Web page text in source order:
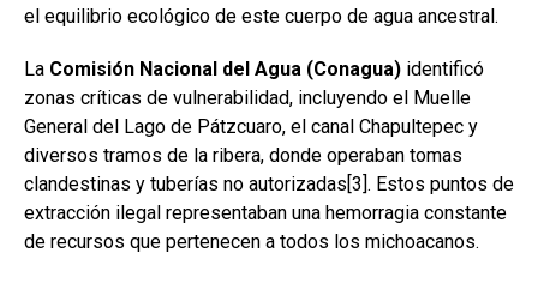
el equilibrio ecológico de este cuerpo de agua ancestral.
La Comisión Nacional del Agua (Conagua) identificó
zonas críticas de vulnerabilidad, incluyendo el Muelle
General del Lago de Pátzcuaro, el canal Chapultepec y
diversos tramos de la ribera, donde operaban tomas
clandestinas y tuberías no autorizadas[3]. Estos puntos de
extracción ilegal representaban una hemorragia constante
de recursos que pertenecen a todos los michoacanos.